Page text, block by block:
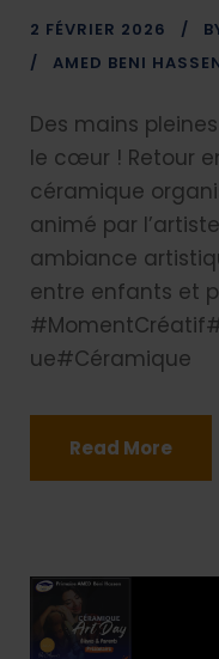
2 FÉVRIER 2026
AMED BENI
Des mains
le cœur ! Retour
céramique
animé par
ambiance
entre enfants et
ue#Céramique
Read More